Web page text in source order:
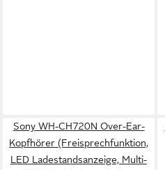
Sony WH-CH720N Over-Ear-
Kopfhörer (Freisprechfunktion,
LED Ladestandsanzeige, Multi-